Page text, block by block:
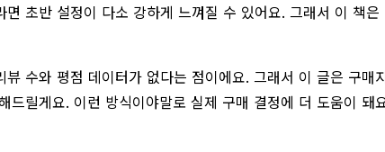
초반 설정이 다소 강하게 느껴질 수 있어요. 그래서 이 책
수와 평점 데이터가 없다는 점이에요. 그래서 이 글은 구
릴게요. 이런 방식이야말로 실제 구매 결정에 더 도움이 돼